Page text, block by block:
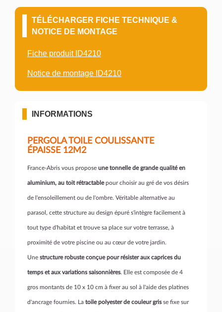
TÉLÉCHARGER FICHE TECHNIQUE &
NOTICE DE MONTAGE
Fiche produit ID4210
Notice de montage ID4210
INFORMATIONS
PERGOLA TOILE COULISSANTE
ÉPAISSE 12M2
France-Abris vous propose une tonnelle de grande qualité en
aluminium, au toit rétractablepour choisir au gré de vos désirs
de l'ensoleillement ou de l'ombre. Véritable alternative au
parasol, cette structure au design épuré s'intègre facilement à
tout type d'habitat et trouve sa place sur votre terrasse, à
proximité de votre piscine ou au cœur de votre jardin.
Une structure robuste conçue pour résister aux caprices du
temps et aux variations saisonnières. Elle est composée de 4
gros montants de 10 x 10 cm à fixer au sol à l'aide des platines
d'ancrage fournies. La toile polyester de couleur grisse fixe sur